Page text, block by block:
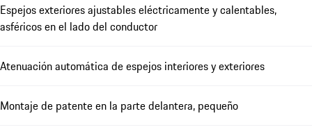
Espejos exteriores ajustables eléctricamente y calentables,
asféricos en el lado del conductor
Atenuación automática de espejos interiores y exteriores
Montaje de patente en la parte delantera, pequeño